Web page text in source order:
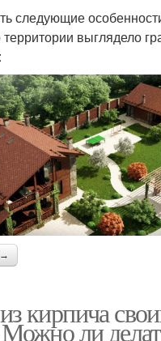
следующие
территории выглядело
→
кирпича
ли